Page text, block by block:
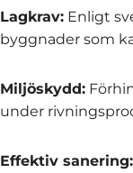
Lagkrav:Enligt
byggnader som
Miljöskydd:
under
Effektiv sanering: